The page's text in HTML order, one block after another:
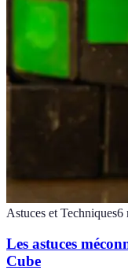
Astuces et Techniques6
Les astuces
Cube